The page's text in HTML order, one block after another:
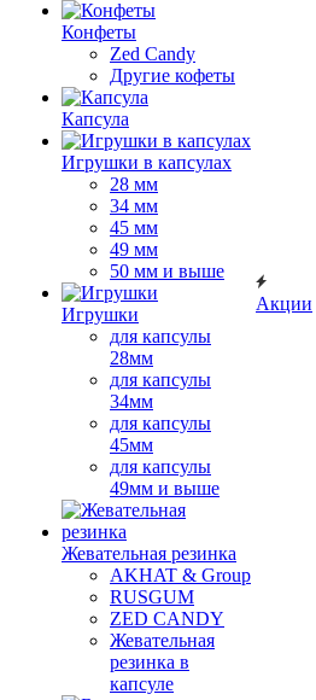
Конфеты
Zed Candy
Другие кофеты
Капсула
Игрушки в капсулах
28 мм
34 мм
45 мм
49 мм
50 мм и выше
Игрушки
для капсулы
28мм
для капсулы
34мм
для капсулы
45мм
для капсулы
49мм и выше
Жевательная резинка
AKHAT & Group
RUSGUM
ZED CANDY
Жевательная
резинка в
капсуле
Акции